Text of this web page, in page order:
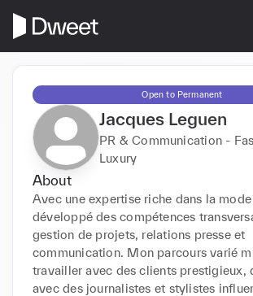
Open to Permanent
Jacques Leguen
PR & Communication -
Luxury
About
Avec une expertise riche dans la mode
développé des compétences
gestion de projets, relations presse et
communication. Mon parcours varié
travailler avec des clients prestigieux,
avec des journalistes et stylistes